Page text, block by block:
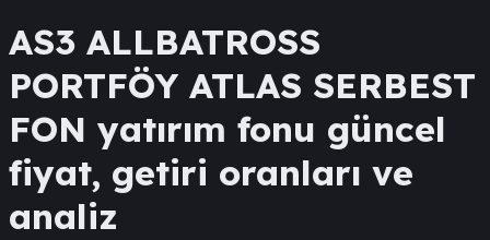
AS3 ALLBATROSS
PORTFÖY ATLAS SERBEST
FON yatırım fonu güncel
fiyat, getiri oranları ve
analiz